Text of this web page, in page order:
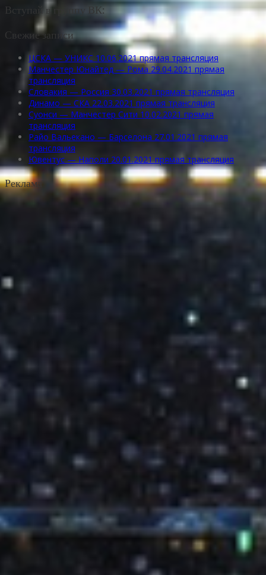
Вступай в группу ВК:
Свежие записи
ЦСКА — УНИКС 10.06.2021 прямая трансляция
Манчестер Юнайтед — Рома 29.04.2021 прямая
трансляция
Словакия — Россия 30.03.2021 прямая трансляция
Динамо — СКА 22.03.2021 прямая трансляция
Суонси — Манчестер Сити 10.02.2021 прямая
трансляция
Райо Вальекано — Барселона 27.01.2021 прямая
трансляция
Ювентус — Наполи 20.01.2021 прямая трансляция
Реклама